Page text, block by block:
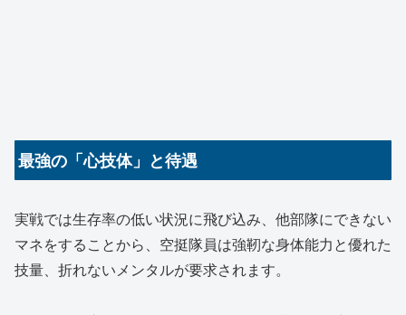
最強の「心技体」と待遇
実戦では生存率の低い状況に飛び込み、他部隊にできない
マネをすることから、空挺隊員は強靭な身体能力と優れた
技量、折れないメンタルが要求されます。